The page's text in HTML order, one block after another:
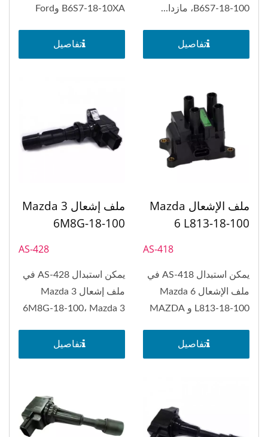
B6S7-18-100، مازدا...
تفاصيل
B6S7-18-10XA وFord
تفاصيل
ملف الإشعال Mazda
6 L813-18-100
AS-418
يمكن استبدال AS-418 في
ملف الإشعال Mazda 6
L813-18-100 و MAZDA
تفاصيل
ملف إشعال Mazda 3
6M8G-18-100
AS-428
يمكن استبدال AS-428 في
ملف إشعال Mazda 3
6M8G-18-100، Mazda 3
تفاصيل